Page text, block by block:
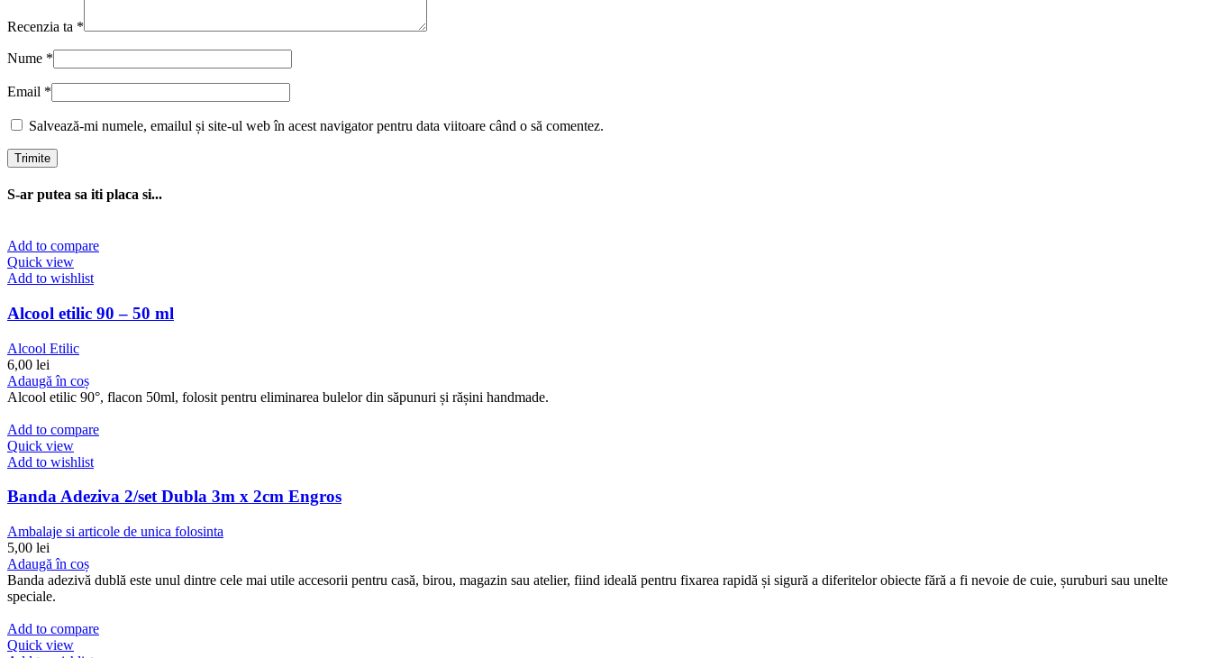
Recenzia ta *
Nume *
Email *
Salvează-mi numele, emailul și site-ul web în acest navigator pentru data viitoare când o să comentez.
S-ar putea sa iti placa si...
Add to compare
Quick view
Add to wishlist
Alcool etilic 90 – 50 ml
Alcool Etilic
6,00 lei
Adaugă în coș
Alcool etilic 90°, flacon 50ml, folosit pentru eliminarea bulelor din săpunuri și rășini handmade.
Add to compare
Quick view
Add to wishlist
Banda Adeziva 2/set Dubla 3m x 2cm Engros
Ambalaje si articole de unica folosinta
5,00 lei
Adaugă în coș
Banda adezivă dublă este unul dintre cele mai utile accesorii pentru casă, birou, magazin sau atelier, fiind ideală pentru fixarea rapidă și sigură a diferitelor obiecte fără a fi nevoie de cuie, șuruburi sau unelte
speciale.
Add to compare
Quick view